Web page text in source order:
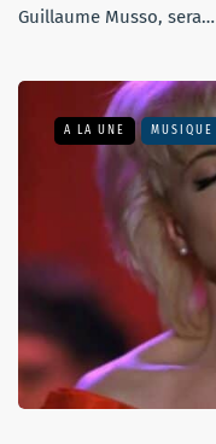
Guillaume Musso, sera…
A LA UNE MUSIQUE